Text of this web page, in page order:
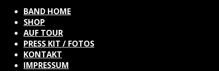
BAND HOME
SHOP
AUF TOUR
PRESS KIT / FOTOS
KONTAKT
IMPRESSUM